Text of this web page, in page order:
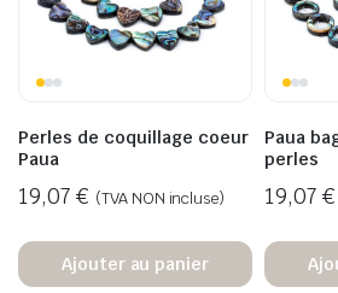
Perles de coquillage coeur
Paua
19,07 € (TVA NON incluse)
Ajouter au panier
Paua
perles
19,07 €